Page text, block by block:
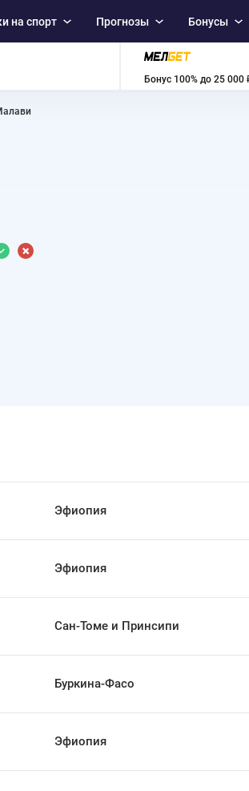
на спорт Прогнозы Бонусы
Бонус 100% до 25 000
Эфиопия
Эфиопия
Сан-Томе и Принсипи
Буркина-Фасо
Эфиопия